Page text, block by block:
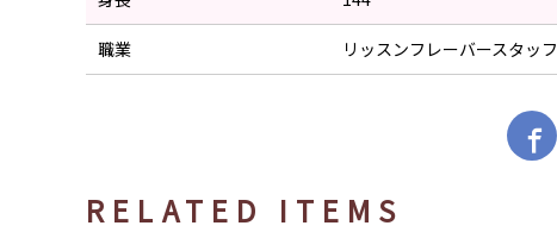
職業 リッスンフレーバースタッフ
RELATED ITEMS